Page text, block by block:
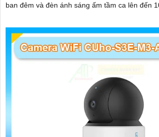
ban đêm và đèn ánh sáng ấm tầm ca lên đến